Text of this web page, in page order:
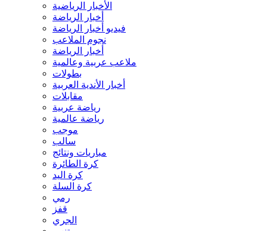
الأخبار الرياضية
أخبار الرياضة
فيديو أخبار الرياضة
نجوم الملاعب
أخبار الرياضة
ملاعب عربية وعالمية
بطولات
أخبار الأندية العربية
مقابلات
رياضة عربية
رياضة عالمية
موجب
سالب
مباريات ونتائج
كرة الطائرة
كرة اليد
كرة السلة
رمي
قفز
الجري